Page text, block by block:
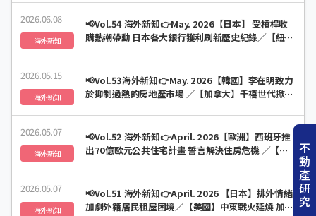
市場掀起AI熱潮
2026.06.08
海外新知
📢Vol.54 海外新知👉May. 2026【日本】 受槓桿收
購熱潮帶動 日本各大銀行獲利刷新歷史紀錄／【紐西
2026.05.15
海外新知
📢Vol.53海外新知👉May. 2026【韓國】李在明致力
於抑制過熱的房地產市場 ／【加拿大】千禧世代掀
2026.05.07
海外新知
📢Vol.52 海外新知👉April. 2026【歐洲】西班牙推
出70億歐元公共住宅計畫 誓言解決住房危機 ／【澳
定違規
2026.05.07
海外新知
📢Vol.51 海外新知👉April. 2026 【日本】排外情緒
加劇外籍居民租屋困境／【美國】中東戰火延燒 加劇
不
動
產
研
究